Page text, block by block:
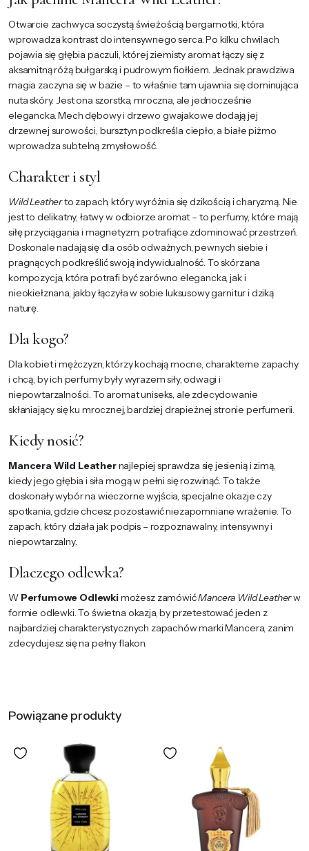
Otwarcie zachwyca soczystą świeżością bergamotki, która
wprowadza kontrast do intensywnego serca. Po kilku chwilach
pojawia się głębia paczuli, której ziemisty aromat łączy się z
aksamitną różą bułgarską i pudrowym fiołkiem. Jednak prawdziwa
magia zaczyna się w bazie – to właśnie tam ujawnia się dominująca
nuta skóry. Jest ona szorstka, mroczna, ale jednocześnie
elegancka. Mech dębowy i drzewo gwajakowe dodają jej
drzewnej surowości, bursztyn podkreśla ciepło, a białe piżmo
wprowadza subtelną zmysłowość.
Charakter i styl
Wild Leatherto zapach, który wyróżnia się dzikością i charyzmą. Nie
jest to delikatny, łatwy w odbiorze aromat – to perfumy, które mają
siłę przyciągania i magnetyzm, potrafiące zdominować przestrzeń.
Doskonale nadają się dla osób odważnych, pewnych siebie i
pragnących podkreślić swoją indywidualność. To skórzana
kompozycja, która potrafi być zarówno elegancka, jak i
nieokiełznana, jakby łączyła w sobie luksusowy garnitur i dziką
naturę.
Dla kogo?
Dla kobiet i mężczyzn, którzy kochają mocne, charakterne zapachy
i chcą, by ich perfumy były wyrazem siły, odwagi i
niepowtarzalności. To aromat uniseks, ale zdecydowanie
skłaniający się ku mrocznej, bardziej drapieżnej stronie perfumerii.
Kiedy nosić?
Mancera Wild Leathernajlepiej sprawdza się jesienią i zimą,
kiedy jego głębia i siła mogą w pełni się rozwinąć. To także
doskonały wybór na wieczorne wyjścia, specjalne okazje czy
spotkania, gdzie chcesz pozostawić niezapomniane wrażenie. To
zapach, który działa jak podpis – rozpoznawalny, intensywny i
niepowtarzalny.
Dlaczego odlewka?
W Perfumowe Odlewkimożesz zamówićMancera Wild Leatherw
formie odlewki. To świetna okazja, by przetestować jeden z
najbardziej charakterystycznych zapachów marki Mancera, zanim
zdecydujesz się na pełny flakon.
Powiązane produkty